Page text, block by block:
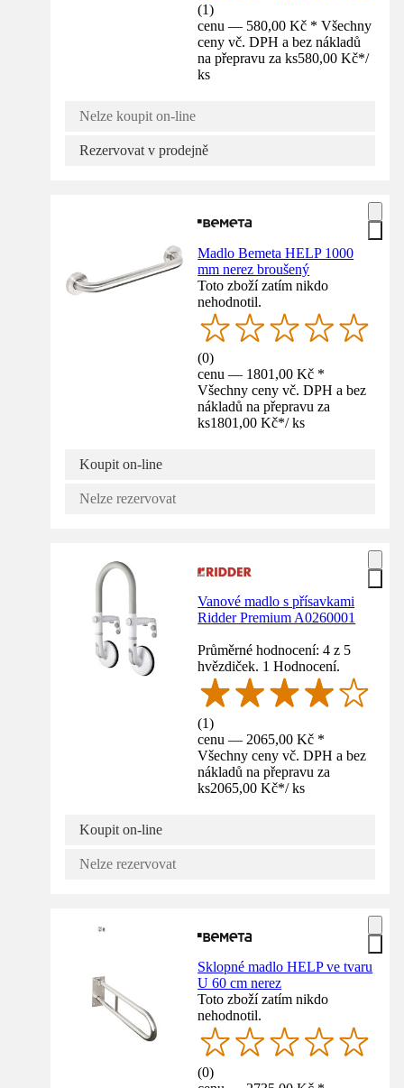
(1)
cenu — 580,00 Kč * Všechny
ceny vč. DPH a bez nákladů
na přepravu za ks580,00 Kč*/
ks
Nelze koupit on-line
Rezervovat v prodejně
Madlo Bemeta HELP 1000
mm nerez broušený
Toto zboží zatím nikdo
nehodnotil.
(0)
cenu — 1801,00 Kč *
Všechny ceny vč. DPH a bez
nákladů na přepravu za
ks1801,00 Kč*/ ks
Koupit on-line
Nelze rezervovat
Vanové madlo s přísavkami
Ridder Premium A0260001
Průměrné hodnocení: 4 z 5
hvězdiček. 1 Hodnocení.
(1)
cenu — 2065,00 Kč *
Všechny ceny vč. DPH a bez
nákladů na přepravu za
ks2065,00 Kč*/ ks
Koupit on-line
Nelze rezervovat
Sklopné madlo HELP ve tvaru
U 60 cm nerez
Toto zboží zatím nikdo
nehodnotil.
(0)